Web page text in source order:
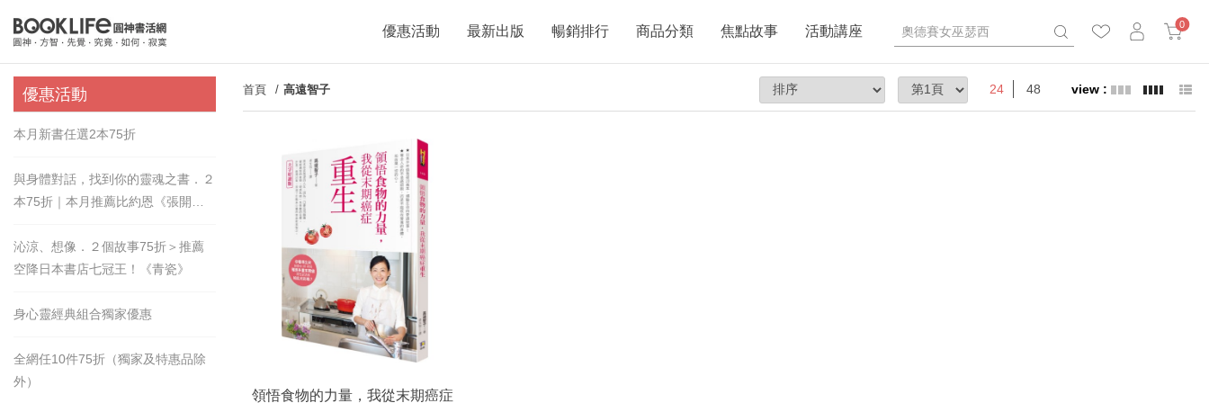
0
優惠活動 最新出版 暢銷排行 商品分類 焦點故事 活動講座
優惠活動
本月新書任選2本75折
與身體對話，找到你的靈魂之書．２
本75折｜本月推薦比約恩《張開的
沁涼、想像．２個故事75折＞推薦
空降日本書店七冠王！《青瓷》
身心靈經典組合獨家優惠
全網任10件75折（獨家及特惠品除
外）
首頁 高遠智子 24 48
領悟食物的力量，我從末期癌症